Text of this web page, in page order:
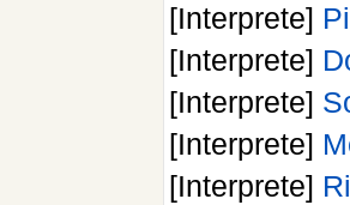
[Interprete]
[Interprete]
[Interprete]
[Interprete]
[Interprete]